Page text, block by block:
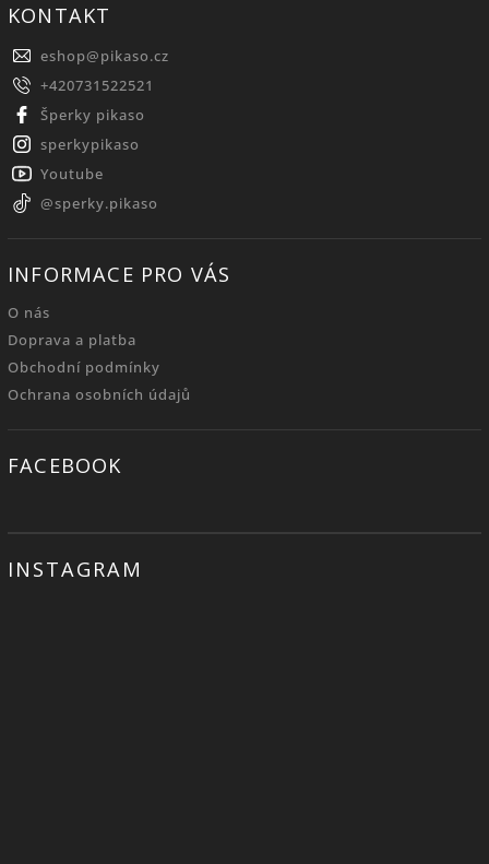
KONTAKT
eshop@pikaso.cz
+420731522521
Šperky pikaso
sperkypikaso
Youtube
@sperky.pikaso
INFORMACE PRO VÁS
O nás
Doprava a platba
Obchodní podmínky
Ochrana osobních údajů
FACEBOOK
INSTAGRAM